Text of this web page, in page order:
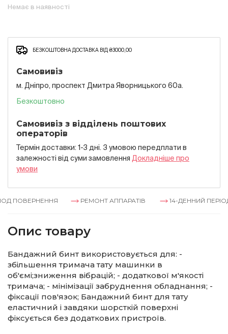
Немає в наявності
БЕЗКОШТОВНА ДОСТАВКА ВІД ₴3000,00
Самовивіз
м. Дніпро, проспект Дмитра Яворницького 60а.
Безкоштовно
Самовивіз з відділень поштових
операторів
Термін доставки: 1-3 дні. З умовою передплати в
залежностi вiд суми замовлення Докладнiше про
умови
ПОВЕРНЕННЯ РЕМОНТ АППАРАТІВ 14-ДЕННИЙ
Опис товару
Бандажний бинт використовується для: -
збільшення тримача тату машинки в
об'ємі;зниження вібрацій; - додаткової м'якості
тримача; - мінімізації забруднення обладнання; -
фіксації пов'язок; Бандажний бинт для тату
еластичний і завдяки шорсткій поверхні
фіксується без додаткових пристроїв.